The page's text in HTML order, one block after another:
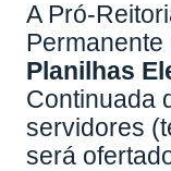
A Pró-
Planilhas
Continuada
servidores
será